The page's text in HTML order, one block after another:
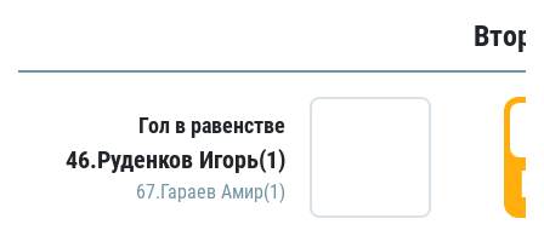
Гол в равенстве
46.Руденков Игорь(1)
67.Гараев Амир(1)